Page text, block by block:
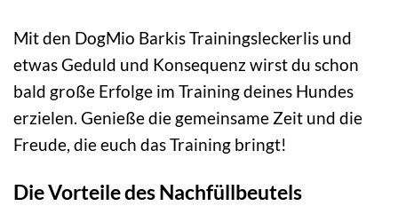
Mit den DogMio Barkis Trainingsleckerlis und
etwas Geduld und Konsequenz wirst du schon
bald große Erfolge im Training deines Hundes
erzielen. Genieße die gemeinsame Zeit und die
Freude, die euch das Training bringt!
Die Vorteile des Nachfüllbeutels